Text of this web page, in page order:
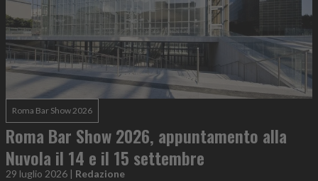
Roma Bar Show 2026
Roma Bar Show 2026, appuntamento alla
Nuvola il 14 e il 15 settembre
29 luglio 2026 | Redazione